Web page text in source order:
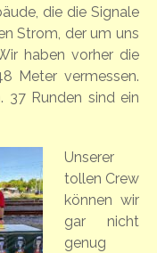
die die Signale
Strom, der um uns
haben vorher die
Meter vermessen.
37 Runden sind ein
Unserer
tollen Crew
können wir
gar nicht
genug